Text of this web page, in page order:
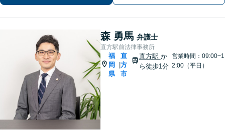
できます。
森 勇馬 弁護士
直方駅前法律事務所
福
岡
県
直
方
市
直方駅 か
ら徒歩1分
営業時間：09:00~1
2:00（平日）